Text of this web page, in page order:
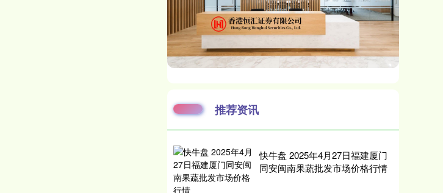
推荐资讯
快牛盘 2025年4月27日福建厦门
同安闽南果蔬批发市场价格行情